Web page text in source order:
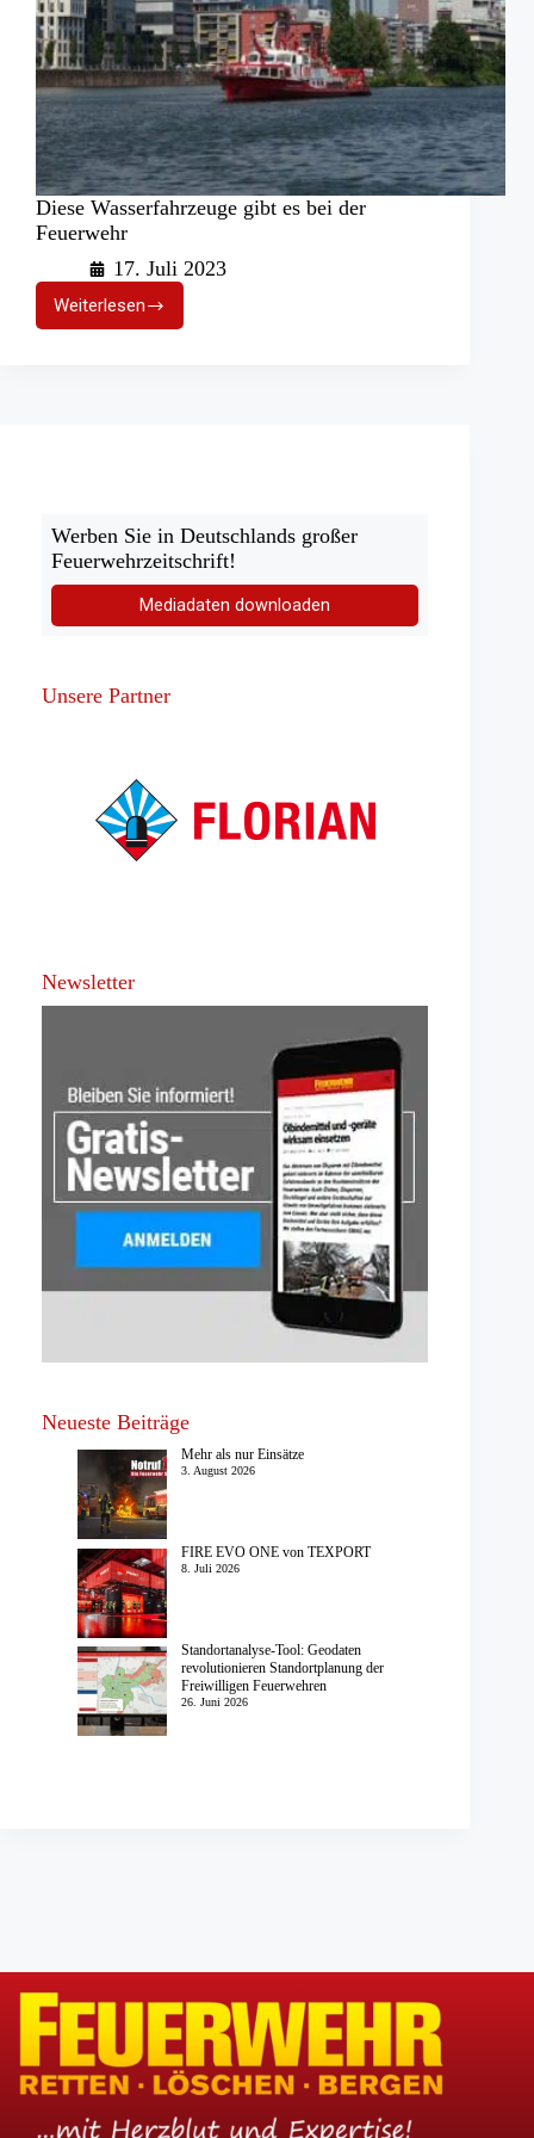
Diese Wasserfahrzeuge gibt es bei der
Feuerwehr
17. Juli 2023
Weiterlesen
Diese
Wasserfahrzeuge
Werben Sie in Deutschlands großer
Feuerwehrzeitschrift!
Mediadaten downloaden
Unsere Partner
Newsletter
Neueste Beiträge
Mehr als nur Einsätze
3. August 2026
FIRE EVO ONE von TEXPORT
8. Juli 2026
Standortanalyse-Tool: Geodaten
revolutionieren Standortplanung der
Freiwilligen Feuerwehren
26. Juni 2026